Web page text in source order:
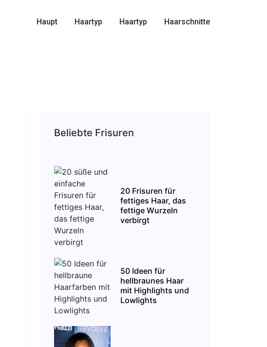
Haupt Haartyp Haartyp Haarschnitte
Beliebte Frisuren
20 Frisuren für
fettiges Haar, das
fettige Wurzeln
verbirgt
50 Ideen für
hellbraunes Haar
mit Highlights und
Lowlights